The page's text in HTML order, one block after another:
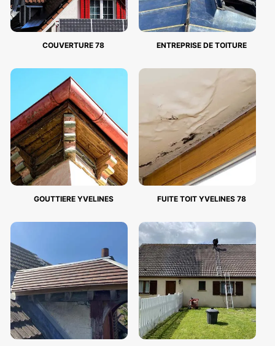
COUVERTURE 78 ENTREPRISE DE TOITURE
GOUTTIERE YVELINES FUITE TOIT YVELINES 78